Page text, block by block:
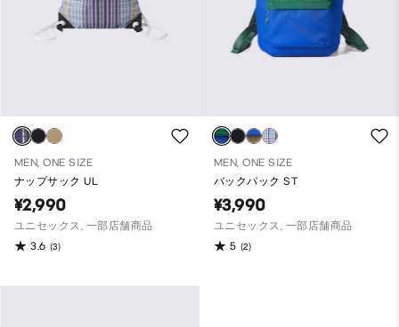
MEN, ONE SIZE
ナップサック UL
¥2,990
ユニセックス, 一部店舗商品
3.6 (3)
MEN, ONE SIZE
バックパック ST
¥3,990
ユニセックス, 一部店舗商品
5 (2)